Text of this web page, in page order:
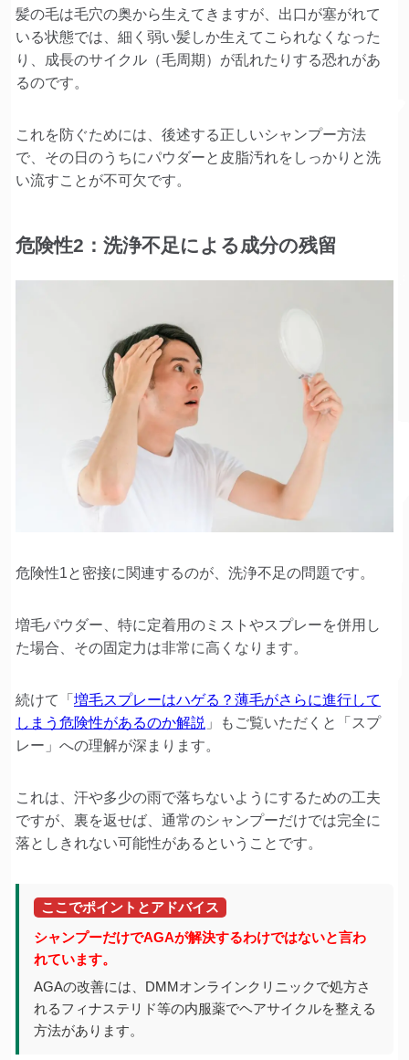
髪の毛は毛穴の奥から生えてきますが、出口が塞がれて
いる状態では、細く弱い髪しか生えてこられなくなった
り、成長のサイクル（毛周期）が乱れたりする恐れがあ
るのです。
これを防ぐためには、後述する正しいシャンプー方法
で、その日のうちにパウダーと皮脂汚れをしっかりと洗
い流すことが不可欠です。
危険性2：洗浄不足による成分の残留
危険性1と密接に関連するのが、洗浄不足の問題です。
増毛パウダー、特に定着用のミストやスプレーを併用し
た場合、その固定力は非常に高くなります。
続けて「 増毛スプレーはハゲる？薄毛がさらに進行して
しまう危険性があるのか解説 」もご覧いただくと「スプ
レー」への理解が深まります。
これは、汗や多少の雨で落ちないようにするための工夫
ですが、裏を返せば、通常のシャンプーだけでは完全に
落としきれない可能性があるということです。
ここでポイントとアドバイス
シャンプーだけでAGAが解決するわけではないと言わ
れています。
AGAの改善には、DMMオンラインクリニックで処方さ
れるフィナステリド等の内服薬でヘアサイクルを整える
方法があります。